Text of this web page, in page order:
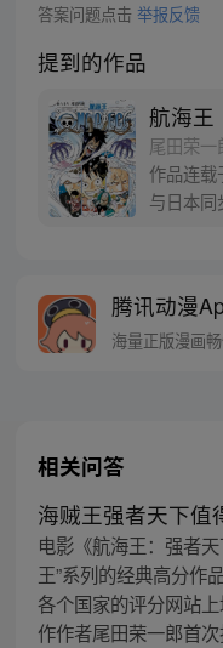
答案问题点击 举报反馈
提到的作品
航海王
尾田荣一
作品连载
与日本同
十年后，
斯的约定
腾讯动漫
海量正版漫画
相关问答
海贼王强者天下值
电影《航海王：强者
王”系列的经典高分作
各个国家的评分网站
作作者尾田荣一郎首